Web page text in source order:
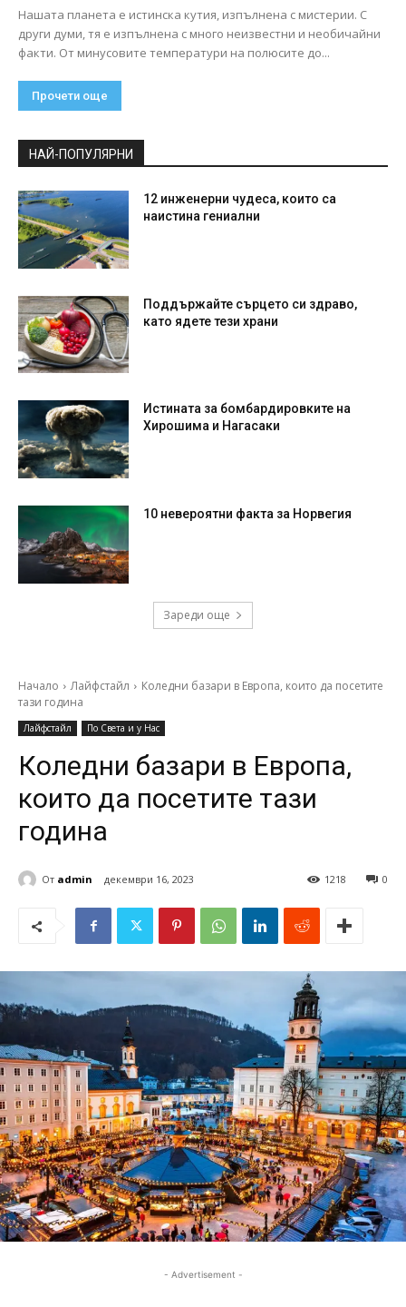
Нашата планета е истинска кутия, изпълнена с мистерии. С
други думи, тя е изпълнена с много неизвестни и необичайни
факти. От минусовите температури на полюсите до...
Прочети още
НАЙ-ПОПУЛЯРНИ
12 инженерни чудеса, които са
наистина гениални
Поддържайте сърцето си здраво,
като ядете тези храни
Истината за бомбардировките на
Хирошима и Нагасаки
10 невероятни факта за Норвегия
Зареди още